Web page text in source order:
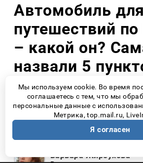
Автомобиль для
путешествий
– какой он?
назвали 5
дальней дороги
Авто
Варвара Жироухова
Мы используем cookie. Во время
соглашаетесь с тем, что мы
персональные данные с
Метрика, top.mail.ru,
Я согласен